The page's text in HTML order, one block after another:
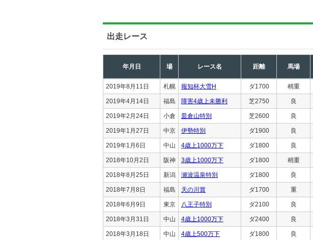
出走レース
年月日 場 レース名 距離 馬場
2019年8月11日 札幌 報知杯大雪H ダ1700 稍重
2019年4月14日 福島 障害4歳上未勝利 芝2750 良
2019年2月24日 小倉 皿倉山特別 芝2600 良
2019年1月27日 中京 伊勢特別 ダ1900 良
2019年1月6日 中山 4歳上1000万下 ダ1800 良
2018年10月2日 阪神 3歳上1000万下 ダ1800 稍重
2018年8月25日 新潟 瀬波温泉特別 ダ1800 良
2018年7月8日 福島 天の川賞 ダ1700 重
2018年6月9日 東京 八王子特別 ダ2100 良
2018年3月31日 中山 4歳上1000万下 ダ2400 良
2018年3月18日 中山 4歳上500万下 ダ1800 良